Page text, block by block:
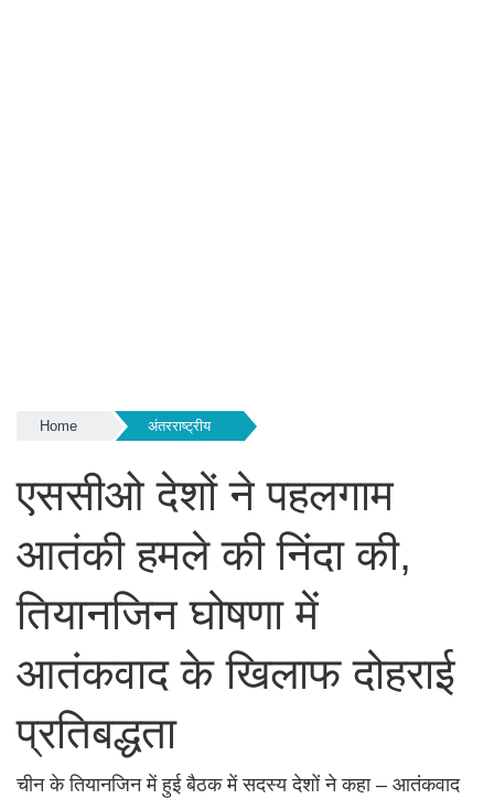
Home अंतरराष्ट्रीय
एससीओ देशों ने पहलगाम
आतंकी हमले की निंदा की,
तियानजिन घोषणा में
आतंकवाद के खिलाफ दोहराई
प्रतिबद्धता
चीन के तियानजिन में हुई बैठक में सदस्य देशों ने कहा – आतंकवाद